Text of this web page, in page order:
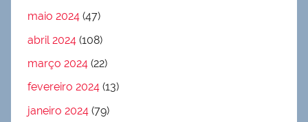
maio 2024 (47)
abril 2024 (108)
março 2024 (22)
fevereiro 2024 (13)
janeiro 2024 (79)